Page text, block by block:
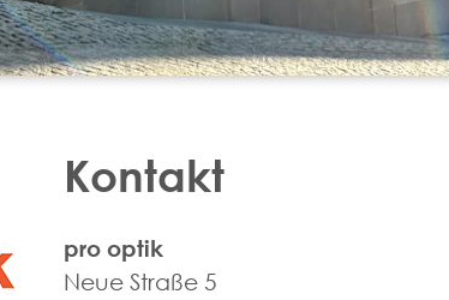
Kontakt
pro optik
Neue Straße 5